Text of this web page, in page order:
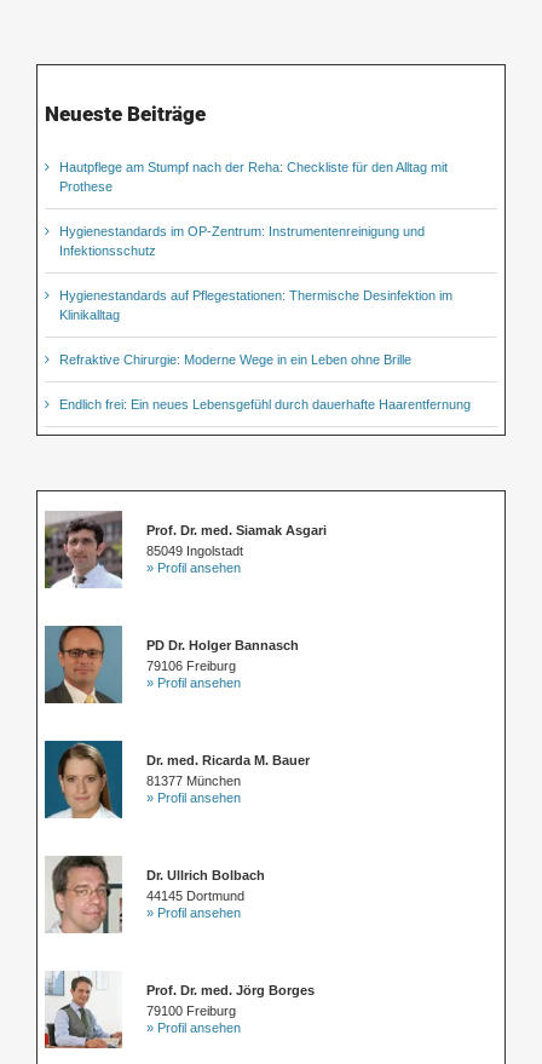
Neueste Beiträge
Hautpflege am Stumpf nach der Reha: Checkliste für den Alltag mit
Prothese
Hygienestandards im OP-Zentrum: Instrumentenreinigung und
Infektionsschutz
Hygienestandards auf Pflegestationen: Thermische Desinfektion im
Klinikalltag
Refraktive Chirurgie: Moderne Wege in ein Leben ohne Brille
Endlich frei: Ein neues Lebensgefühl durch dauerhafte Haarentfernung
Prof. Dr. med. Siamak Asgari
85049 Ingolstadt
» Profil ansehen
PD Dr. Holger Bannasch
79106 Freiburg
» Profil ansehen
Dr. med. Ricarda M. Bauer
81377 München
» Profil ansehen
Dr. Ullrich Bolbach
44145 Dortmund
» Profil ansehen
Prof. Dr. med. Jörg Borges
79100 Freiburg
» Profil ansehen